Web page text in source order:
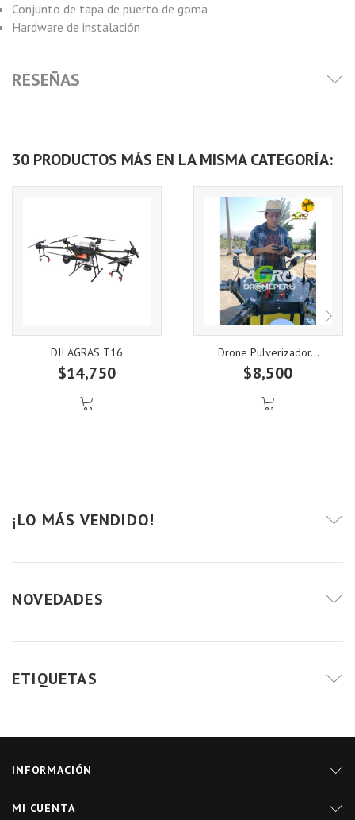
Conjunto de tapa de puerto de goma
Hardware de instalación
RESEÑAS
30 PRODUCTOS MÁS EN LA MISMA CATEGORÍA:
DJI AGRAS T16
$14,750
Drone Pulverizador...
$8,500
¡LO MÁS VENDIDO!
NOVEDADES
ETIQUETAS
INFORMACIÓN
MI CUENTA